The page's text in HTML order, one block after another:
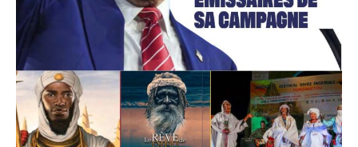
Gratuit /accès limité
Quelques articles
Annonces
Tous les articles
Le magazine